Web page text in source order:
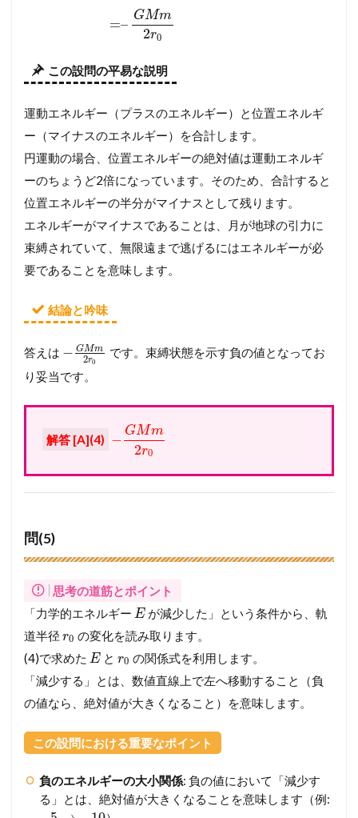
=–
GMm
2r0
この設問の平易な説明
運動エネルギー（プラスのエネルギー）と位置エネルギ
ー（マイナスのエネルギー）を合計します。
円運動の場合、位置エネルギーの絶対値は運動エネルギ
ーのちょうど2倍になっています。そのため、合計すると
位置エネルギーの半分がマイナスとして残ります。
エネルギーがマイナスであることは、月が地球の引力に
束縛されていて、無限遠まで逃げるにはエネルギーが必
要であることを意味します。
結論と吟味
答えは − GMm
2r0
です。束縛状態を示す負の値となってお
り妥当です。
解答 [A](4) −
GMm
2r0
問(5)
思考の道筋とポイント
「力学的エネルギー Eが減少した」という条件から、軌
道半径 r0 の変化を読み取ります。
(4)で求めた Eと r0 の関係式を利用します。
「減少する」とは、数値直線上で左へ移動すること（負
の値なら、絶対値が大きくなること）を意味します。
この設問における重要なポイント
負のエネルギーの大小関係: 負の値において「減少す
る」とは、絶対値が大きくなることを意味します（例: